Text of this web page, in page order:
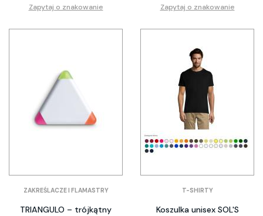
Zapytaj o znakowanie
Zapytaj o znakowanie
ZAKREŚLACZE I FLAMASTRY
TRIANGULO – trójkątny
T-SHIRTY
Koszulka unisex SOL'S